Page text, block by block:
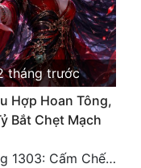
tháng trước
Hợp Hoan Tông,
Bắt Chẹt Mạch
Chương 1303: Cấm Chế (Kết phần 1)